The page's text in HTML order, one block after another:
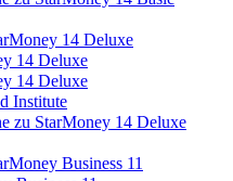
14 Deluxe
14 Deluxe
14 Deluxe
Institute
zu StarMoney 14 Deluxe
Business 11